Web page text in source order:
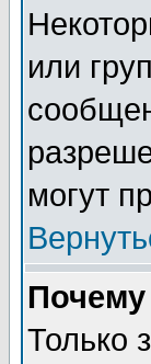
или
могут
Почему
Только